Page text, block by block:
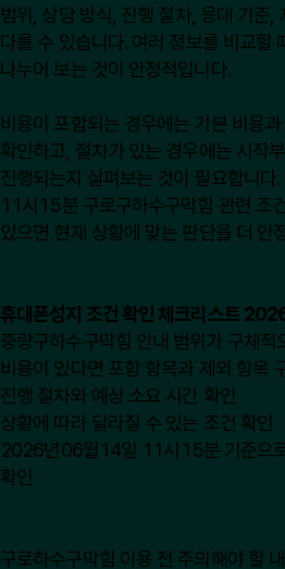
범위, 상담 방식, 진행 절차, 응대 기준,
다를 수 있습니다. 여러 정보를 비교할
나누어 보는 것이 안정적입니다.
비용이 포함되는 경우에는 기본 비용과
확인하고, 절차가 있는 경우에는 시작
진행되는지 살펴보는 것이 필요합니
11시15분 구로구하수구막힘 관련 조
있으면 현재 상황에 맞는 판단을 더 안
휴대폰성지 조건 확인 체크리스트
중랑구하수구막힘 안내 범위가 구체적
비용이 있다면 포함 항목과 제외 항목
진행 절차와 예상 소요 시간 확인
상황에 따라 달라질 수 있는 조건 확인
2026년06월14일 11시15분 기준으
확인
구로하수구막힘 이용 전 주의해야 할